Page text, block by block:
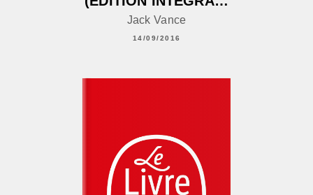
Jack Vance
14/09/2016